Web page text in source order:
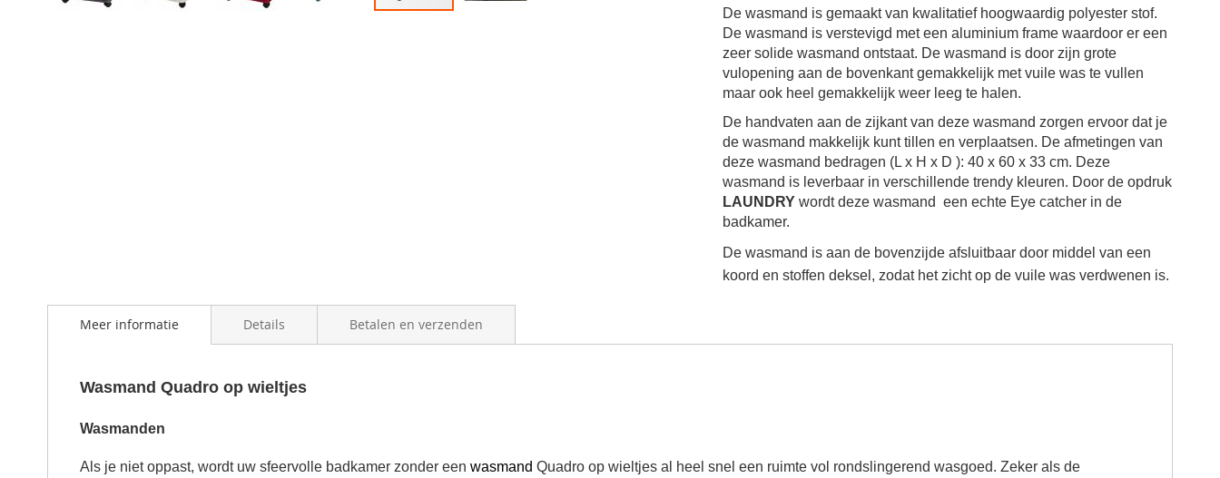
De wasmand is gemaakt van kwalitatief hoogwaardig polyester stof.
De wasmand is verstevigd met een aluminium frame waardoor er een
zeer solide wasmand ontstaat. De wasmand is door zijn grote
vulopening aan de bovenkant gemakkelijk met vuile was te vullen
maar ook heel gemakkelijk weer leeg te halen.
De handvaten aan de zijkant van deze wasmand zorgen ervoor dat je
de wasmand makkelijk kunt tillen en verplaatsen. De afmetingen van
deze wasmand bedragen (L x H x D ): 40 x 60 x 33 cm. Deze
wasmand is leverbaar in verschillende trendy kleuren. Door de opdruk
LAUNDRY wordt deze wasmand een echte Eye catcher in de
badkamer.
De wasmand is aan de bovenzijde afsluitbaar door middel van een
koord en stoffen deksel, zodat het zicht op de vuile was verdwenen is.
Meer informatie
Wasmand Quadro op wieltjes
Wasmanden
Als je niet oppast, wordt uw sfeervolle badkamer zonder een wasmand Quadro op wieltjes al heel snel een ruimte vol rondslingerend wasgoed. Zeker als de
Details Betalen en verzenden